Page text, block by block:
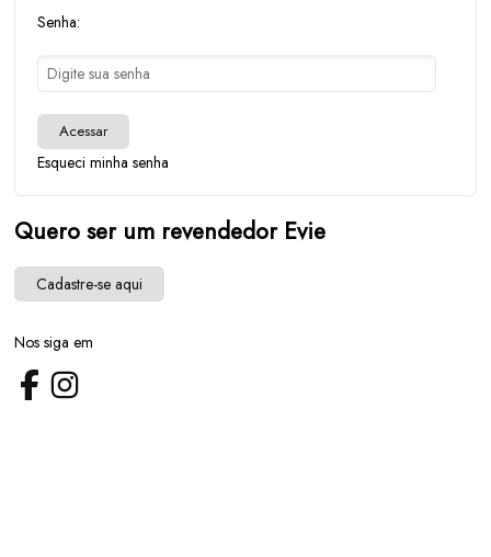
Senha:
Acessar
Esqueci minha senha
Quero ser um revendedor Evie
Cadastre-se aqui
Nos siga em